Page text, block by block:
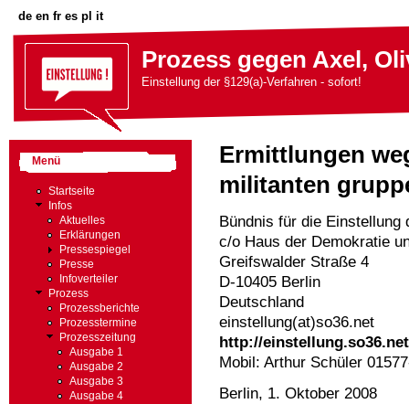
de en fr es pl it
Prozess gegen Axel,
Einstellung der §129(a)-Verfahren - sofort!
Ermittlungen
militanten
Bündnis für die Einstellung
c/o Haus der Demokratie
Greifswalder Straße 4
D-10405 Berlin
Deutschland
einstellung(at)so36.net
http://einstellung.so36.net
Mobil: Arthur Schüler
Berlin, 1. Oktober 2008
Menü
Startseite
Infos
Aktuelles
Erklärungen
Pressespiegel
Presse
Infoverteiler
Prozess
Prozessberichte
Prozesstermine
Prozesszeitung
Ausgabe 1
Ausgabe 2
Ausgabe 3
Ausgabe 4